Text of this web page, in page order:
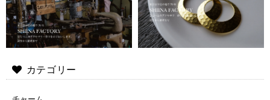
カテゴリー